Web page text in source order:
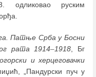
oдликовао руским
Патње Срба у Босни
рата 1914–1918 , Бг
и херцеговачки
„Пандурски пуч у